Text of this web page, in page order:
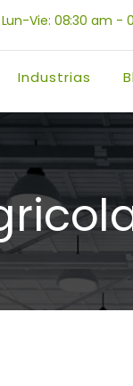
Lun-Vie: 08:30 am -
Industrias